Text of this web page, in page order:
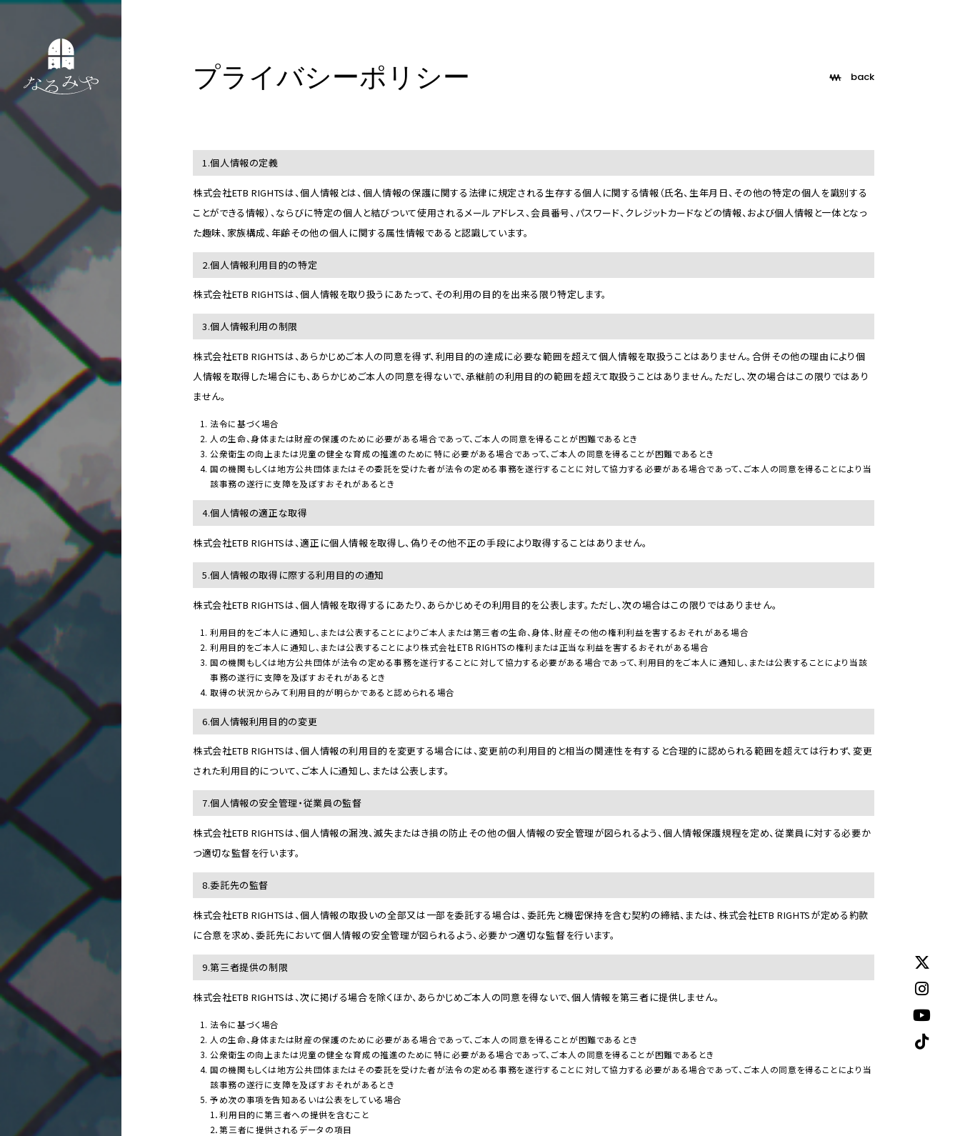
プライバシーポリシー back
1.個人情報の定義
株式会社ETB RIGHTSは、個人情報とは、個人情報の保護に関する法律に規定される生存する個人に関する情報（氏名、生年月日、その他の特定の個人を識別する
ことができる情報）、ならびに特定の個人と結びついて使用されるメールアドレス、会員番号、パスワード、クレジットカードなどの情報、および個人情報と一体となっ
た趣味、家族構成、年齢その他の個人に関する属性情報であると認識しています。
2.個人情報利用目的の特定
株式会社ETB RIGHTSは、個人情報を取り扱うにあたって、その利用の目的を出来る限り特定します。
3.個人情報利用の制限
株式会社ETB RIGHTSは、あらかじめご本人の同意を得ず、利用目的の達成に必要な範囲を超えて個人情報を取扱うことはありません。合併その他の理由により個
人情報を取得した場合にも、あらかじめご本人の同意を得ないで、承継前の利用目的の範囲を超えて取扱うことはありません。ただし、次の場合はこの限りではあり
ません。
法令に基づく場合
人の生命、身体または財産の保護のために必要がある場合であって、ご本人の同意を得ることが困難であるとき
公衆衛生の向上または児童の健全な育成の推進のために特に必要がある場合であって、ご本人の同意を得ることが困難であるとき
国の機関もしくは地方公共団体またはその委託を受けた者が法令の定める事務を遂行することに対して協力する必要がある場合であって、ご本人の同意を得ることにより当
該事務の遂行に支障を及ぼすおそれがあるとき
4.個人情報の適正な取得
株式会社ETB RIGHTSは、適正に個人情報を取得し、偽りその他不正の手段により取得することはありません。
5.個人情報の取得に際する利用目的の通知
株式会社ETB RIGHTSは、個人情報を取得するにあたり、あらかじめその利用目的を公表します。ただし、次の場合はこの限りではありません。
利用目的をご本人に通知し、または公表することによりご本人または第三者の生命、身体、財産その他の権利利益を害するおそれがある場合
利用目的をご本人に通知し、または公表することにより株式会社ETB RIGHTSの権利または正当な利益を害するおそれがある場合
国の機関もしくは地方公共団体が法令の定める事務を遂行することに対して協力する必要がある場合であって、利用目的をご本人に通知し、または公表することにより当該
事務の遂行に支障を及ぼすおそれがあるとき
取得の状況からみて利用目的が明らかであると認められる場合
6.個人情報利用目的の変更
株式会社ETB RIGHTSは、個人情報の利用目的を変更する場合には、変更前の利用目的と相当の関連性を有すると合理的に認められる範囲を超えては行わず、変更
された利用目的について、ご本人に通知し、または公表します。
7.個人情報の安全管理・従業員の監督
株式会社ETB RIGHTSは、個人情報の漏洩、滅失またはき損の防止その他の個人情報の安全管理が図られるよう、個人情報保護規程を定め、従業員に対する必要か
つ適切な監督を行います。
8.委託先の監督
株式会社ETB RIGHTSは、個人情報の取扱いの全部又は一部を委託する場合は、委託先と機密保持を含む契約の締結、または、株式会社ETB RIGHTSが定める約款
に合意を求め、委託先において個人情報の安全管理が図られるよう、必要かつ適切な監督を行います。
9.第三者提供の制限
株式会社ETB RIGHTSは、次に掲げる場合を除くほか、あらかじめご本人の同意を得ないで、個人情報を第三者に提供しません。
法令に基づく場合
人の生命、身体または財産の保護のために必要がある場合であって、ご本人の同意を得ることが困難であるとき
公衆衛生の向上または児童の健全な育成の推進のために特に必要がある場合であって、ご本人の同意を得ることが困難であるとき
国の機関もしくは地方公共団体またはその委託を受けた者が法令の定める事務を遂行することに対して協力する必要がある場合であって、ご本人の同意を得ることにより当
該事務の遂行に支障を及ぼすおそれがあるとき
予め次の事項を告知あるいは公表をしている場合
1．利用目的に第三者への提供を含むこと
2．第三者に提供されるデータの項目